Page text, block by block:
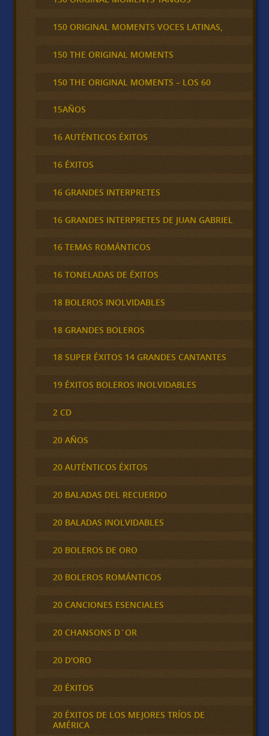
150 ORIGINAL MOMENTS VOCES LATINAS,
150 THE ORIGINAL MOMENTS
150 THE ORIGINAL MOMENTS – LOS 60
15AÑOS
16 AUTÉNTICOS ÉXITOS
16 ÉXITOS
16 GRANDES INTERPRETES
16 GRANDES INTERPRETES DE JUAN GABRIEL
16 TEMAS ROMÁNTICOS
16 TONELADAS DE ÉXITOS
18 BOLEROS INOLVIDABLES
18 GRANDES BOLEROS
18 SUPER ÉXITOS 14 GRANDES CANTANTES
19 ÉXITOS BOLEROS INOLVIDABLES
2 CD
20 AÑOS
20 AUTÉNTICOS ÉXITOS
20 BALADAS DEL RECUERDO
20 BALADAS INOLVIDABLES
20 BOLEROS DE ORO
20 BOLEROS ROMÁNTICOS
20 CANCIONES ESENCIALES
20 CHANSONS D´OR
20 D'ORO
20 ÉXITOS
20 ÉXITOS DE LOS MEJORES TRÍOS DE
AMÉRICA